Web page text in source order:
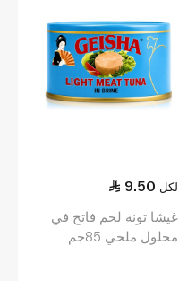
9.50 لكل
غيشا تونة لحم فاتح في
محلول ملحي 85جم